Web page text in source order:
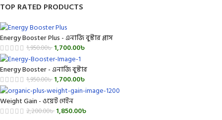
TOP RATED PRODUCTS
Energy Booster Plus - এনার্জি বুস্টার প্লাস
1,950.00৳ 1,700.00৳
Energy Booster - এনার্জি বুস্টার
1,950.00৳ 1,700.00৳
Weight Gain - ওয়েট গেইন
2,200.00৳ 1,850.00৳